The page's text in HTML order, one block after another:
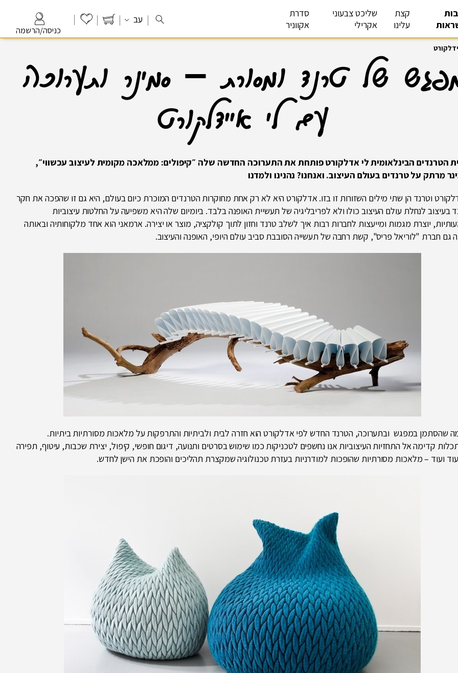
כניסה/הרשמה
עב
קצת
עלינו
שליכט צבעוני
אקרילי
סדרת
אקווניר
של טרנד ומסורת – סמינר ותערוכה
עם לי איידלקורט
הטרנדים הבינלאומית לי אדלקורט פותחת את התערוכה החדשה שלה ״קיפולים: ממלאכה מקומית לעיצוב עכשווי״,
מרתק על טרנדים בעולם העיצוב. ואנחנו? נהנינו ולמדנו
וטרנד הן שתי מילים השזורות זו בזו. אדלקורט היא לא רק אחת מחוקרות הטרנדים המוכרת כיום בעולם, היא גם זו שהפכה את חקר
בעיצוב לנחלת עולם העיצוב כולו ולא לפריבליגיה של תעשיית האופנה בלבד. ביומיום שלה היא משפיעה על החלטות עיצוביות
יוצרת מגמות ומייעצות לחברות רבות איך לשלב טרנד וחזון לתוך קולקציה, מוצר או יצירה. ארמאני הוא אחד מלקוחותיה ובאותה
גם חברת "לוריאל פריס", קשת רחבה של תעשייה הסובבת סביב עולם היופי, האופנה והעיצוב.
שהסתמן במפגש ובתערוכה, הטרנד החדש לפי אדלקורט הוא חזרה לבית ולביתיות והתרפקות על מלאכות מסורתיות ביתיות.
קדימה אל התחזיות העיצוביות אנו נחשפים לטכניקות כמו שימוש בסרטים ותנועה, דיגום חופשי, קיפול, יצירת שכבות, עיטוף, תפירה
ועוד – מלאכות מסורתיות שהופכות למודרניות בעזרת טכנולוגיה שמקצרת תהליכים והופכת את הישן לחדש.